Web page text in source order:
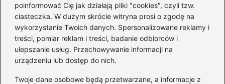
poinformować Cię jak działają pliki "cookies", czyli tzw.
ciasteczka. W dużym skrócie witryna prosi o zgodę na
wykorzystanie Twoich danych. Spersonalizowane reklamy i
treści, pomiar reklam i treści, badanie odbiorców i
ulepszanie usług. Przechowywanie informacji na
urządzeniu lub dostęp do nich.
Twoje dane osobowe będą przetwarzane, a informacje z
Rozliczanie PIT razem czy osobno: jak
wybrać najlepsze rozwiązanie dla
oszczędności?